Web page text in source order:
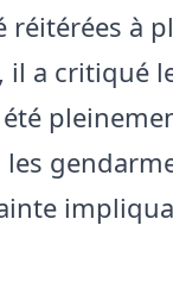
réitérées à
il a critiqué